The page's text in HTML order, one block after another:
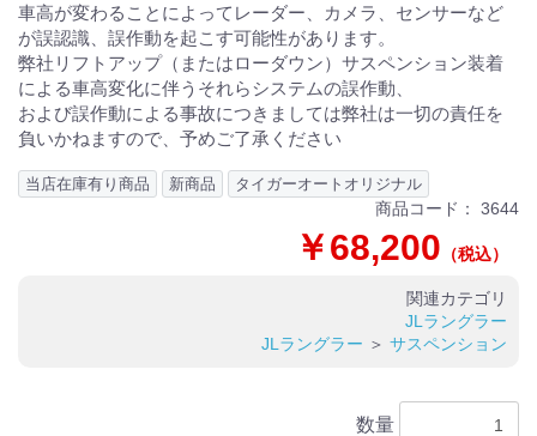
車高が変わることによってレーダー、カメラ、センサーなど
が誤認識、誤作動を起こす可能性があります。
弊社リフトアップ（またはローダウン）サスペンション装着
による車高変化に伴うそれらシステムの誤作動、
および誤作動による事故につきましては弊社は一切の責任を
負いかねますので、予めご了承ください
当店在庫有り商品 新商品 タイガーオートオリジナル
商品コード： 3644
￥68,200 （税込）
関連カテゴリ
JLラングラー
JLラングラー ＞ サスペンション
数量